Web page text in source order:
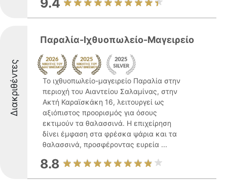
9.4
Διακριθέντες
Παραλία-Ιχθυοπωλείο-Μαγειρείο
Το ιχθυοπωλείο-μαγειρείο Παραλία στην
περιοχή του Αιαντείου Σαλαμίνας, στην
Ακτή Καραϊσκάκη 16, λειτουργεί ως
αξιόπιστος προορισμός για όσους
εκτιμούν τα θαλασσινά. Η επιχείρηση
δίνει έμφαση στα φρέσκα ψάρια και τα
θαλασσινά, προσφέροντας ευρεία ...
8.8